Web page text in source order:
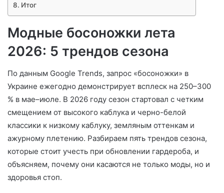
Итог
Модные босоножки лета
2026: 5 трендов сезона
По данным Google Trends, запрос «босоножки» в
Украине ежегодно демонстрирует всплеск на 250–300
% в мае–июле. В 2026 году сезон стартовал с четким
смещением от высокого каблука и черно-белой
классики к низкому каблуку, земляным оттенкам и
ажурному плетению. Разбираем пять трендов сезона,
которые стоит учесть при обновлении гардероба, и
объясняем, почему они касаются не только моды, но и
здоровья стоп.